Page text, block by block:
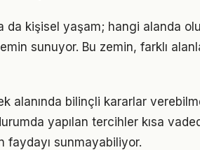
da kişisel yaşam; hangi alanda
sunuyor. Bu zemin, farklı
alanında bilinçli kararlar
yapılan tercihler kısa
faydayı sunmayabiliyor.